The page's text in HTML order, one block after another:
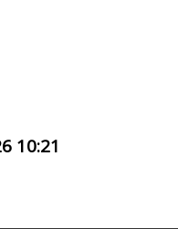
10:21